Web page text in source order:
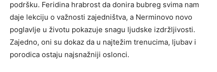
podršku. Feridina hrabrost da donira bubreg svima nam
daje lekciju o važnosti zajedništva, a Nerminovo novo
poglavlje u životu pokazuje snagu ljudske izdržljivosti.
Zajedno, oni su dokaz da u najtežim trenucima, ljubav i
porodica ostaju najsnažniji oslonci.